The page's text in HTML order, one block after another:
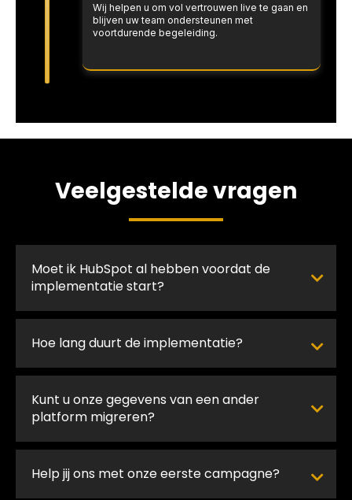
Wij helpen u om vol vertrouwen live te gaan en
blijven uw team ondersteunen met
voortdurende begeleiding.
Veelgestelde vragen
Moet ik HubSpot al hebben voordat de
implementatie start?
Hoe lang duurt de implementatie?
Kunt u onze gegevens van een ander
platform migreren?
Help jij ons met onze eerste campagne?